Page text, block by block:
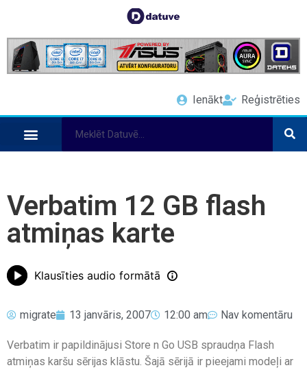
Ienākt Reģistrēties
Verbatim 12 GB flash
atmiņas karte
Klausīties audio formātā
migrate 13 janvāris, 2007 12:00 am Nav komentāru
Verbatim ir papildinājusi Store n Go USB spraudņa Flash
atmiņas karšu sērijas klāstu. Šajā sērijā ir pieejami modeļi ar